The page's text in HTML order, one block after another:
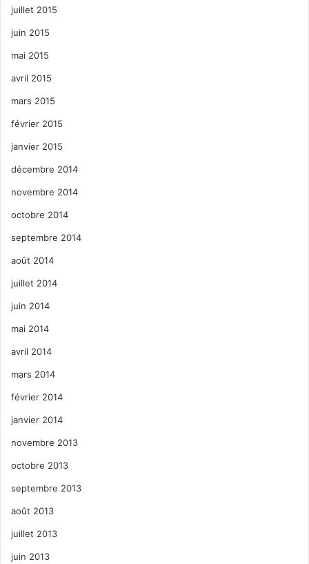
juillet 2015
juin 2015
mai 2015
avril 2015
mars 2015
février 2015
janvier 2015
décembre 2014
novembre 2014
octobre 2014
septembre 2014
août 2014
juillet 2014
juin 2014
mai 2014
avril 2014
mars 2014
février 2014
janvier 2014
novembre 2013
octobre 2013
septembre 2013
août 2013
juillet 2013
juin 2013